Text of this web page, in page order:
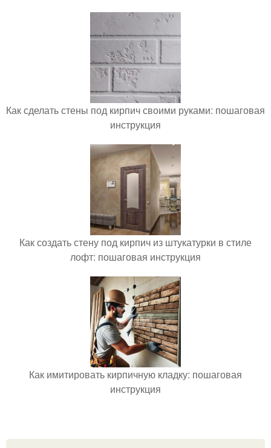
Как сделать стены под кирпич своими руками: пошаговая
инструкция
Как создать стену под кирпич из штукатурки в стиле
лофт: пошаговая инструкция
Как имитировать кирпичную кладку: пошаговая
инструкция